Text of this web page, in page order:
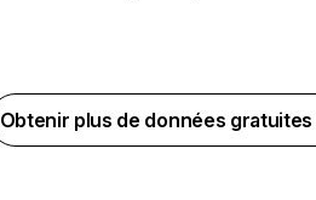
Obtenir plus de données